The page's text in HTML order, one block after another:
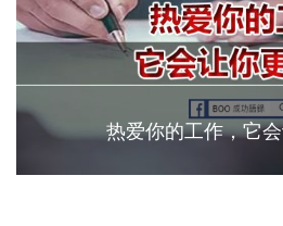
热爱你的工作，它